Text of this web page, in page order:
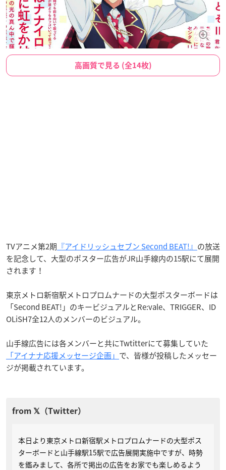
高画質で見る (全14枚)
TVアニメ第2期 『アイドリッシュセブン Second BEAT!』 の放送
を記念して、大型のポスター広告がJR山手線内の15駅にて展開
されます！
東京メトロ新宿駅メトロプロムナードの大型ポスターボードは
「Second BEAT!」のキービジュアルとRe:vale、TRIGGER、ID
OLiSH7全12人のメンバーのビジュアル。
山手線広告には各メンバーと共にTwtitterにて募集していた
「アイナナ応援メッセージ企画」 で、皆様が投稿したメッセー
ジが掲載されています。
本日より東京メトロ新宿駅メトロプロムナードの大型ポス
ターボードと山手線駅15駅で広告展開実施中ですが、時勢
を鑑みまして、各所で掲出の広告をお家でも楽しめるよう